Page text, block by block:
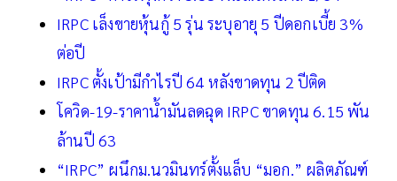
IRPC เล็งขายหุ้นกู้ 5 รุ่น ระบุอายุ 5 ปีดอกเบี้ย 3%
ต่อปี
IRPC ตั้งเป้ามีกำไรปี 64 หลังขาดทุน 2 ปีติด
โควิด-19-ราคาน้ำมันลดฉุด IRPC ขาดทุน 6.15 พัน
ล้านปี 63
“IRPC” ผนึกม.นวมินทร์ตั้งแล็บ “มอก.” ผลิตภัณฑ์